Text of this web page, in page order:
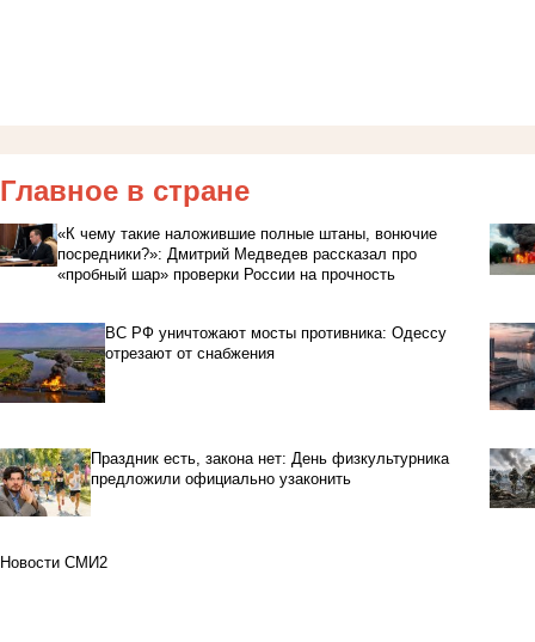
Главное в стране
«К чему такие наложившие полные штаны, вонючие
посредники?»: Дмитрий Медведев рассказал про
«пробный шар» проверки России на прочность
ВС РФ уничтожают мосты противника: Одессу
отрезают от снабжения
Праздник есть, закона нет: День физкультурника
предложили официально узаконить
Новости СМИ2